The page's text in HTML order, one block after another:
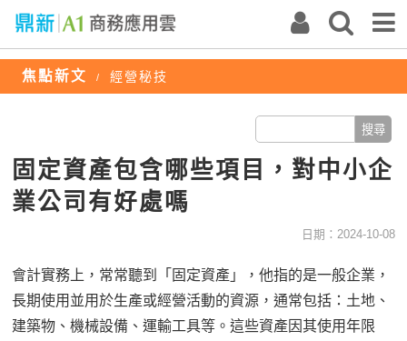
焦點新文 / 經營秘技
固定資產包含哪些項目，對中小企
業公司有好處嗎
日期：2024-10-08
會計實務上，常常聽到「固定資產」，他指的是一般企業，
長期使用並用於生產或經營活動的資源，通常包括：土地、
建築物、機械設備、運輸工具等。這些資產因其使用年限